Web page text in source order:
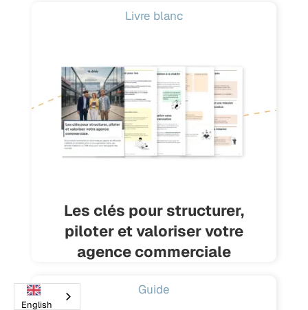
Livre blanc
Les clés pour structurer,
piloter et valoriser votre
agence commerciale
Guide
English